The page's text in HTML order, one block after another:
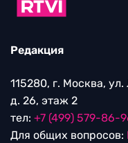
Редакция
115280, г. Москва,
д. 26, этаж 2
тел: +7 (499) 579-86-
Для общих вопросов: